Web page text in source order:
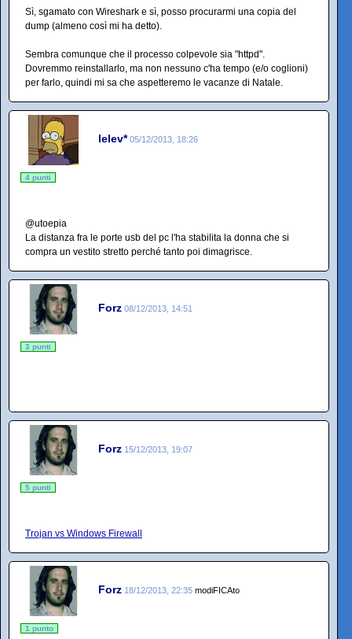
Sì, sgamato con Wireshark e sì, posso procurarmi una copia del
dump (almeno così mi ha detto).
Sembra comunque che il processo colpevole sia "httpd".
Dovremmo reinstallarlo, ma non nessuno c'ha tempo (e/o coglioni)
per farlo, quindi mi sa che aspetteremo le vacanze di Natale.
lelev* 05/12/2013, 18:26
4 punti
@utoepia
La distanza fra le porte usb del pc l'ha stabilita la donna che si
compra un vestito stretto perché tanto poi dimagrisce.
Forz 08/12/2013, 14:51
3 punti
Forz 15/12/2013, 19:07
5 punti
Trojan vs Windows Firewall
Forz 18/12/2013, 22:35 modiFICAto
1 punto